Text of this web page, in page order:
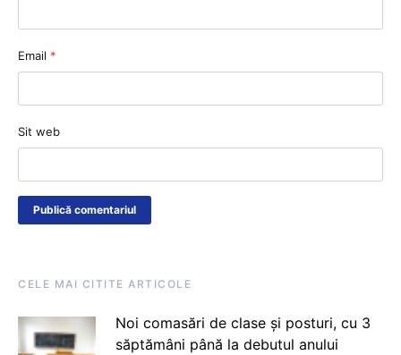
Email *
Sit web
CELE MAI CITITE ARTICOLE
Noi comasări de clase și posturi, cu 3
săptămâni până la debutul anului